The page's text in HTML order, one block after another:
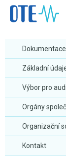
Základní
Výbor pro
Orgány
Organizační
Kontakt